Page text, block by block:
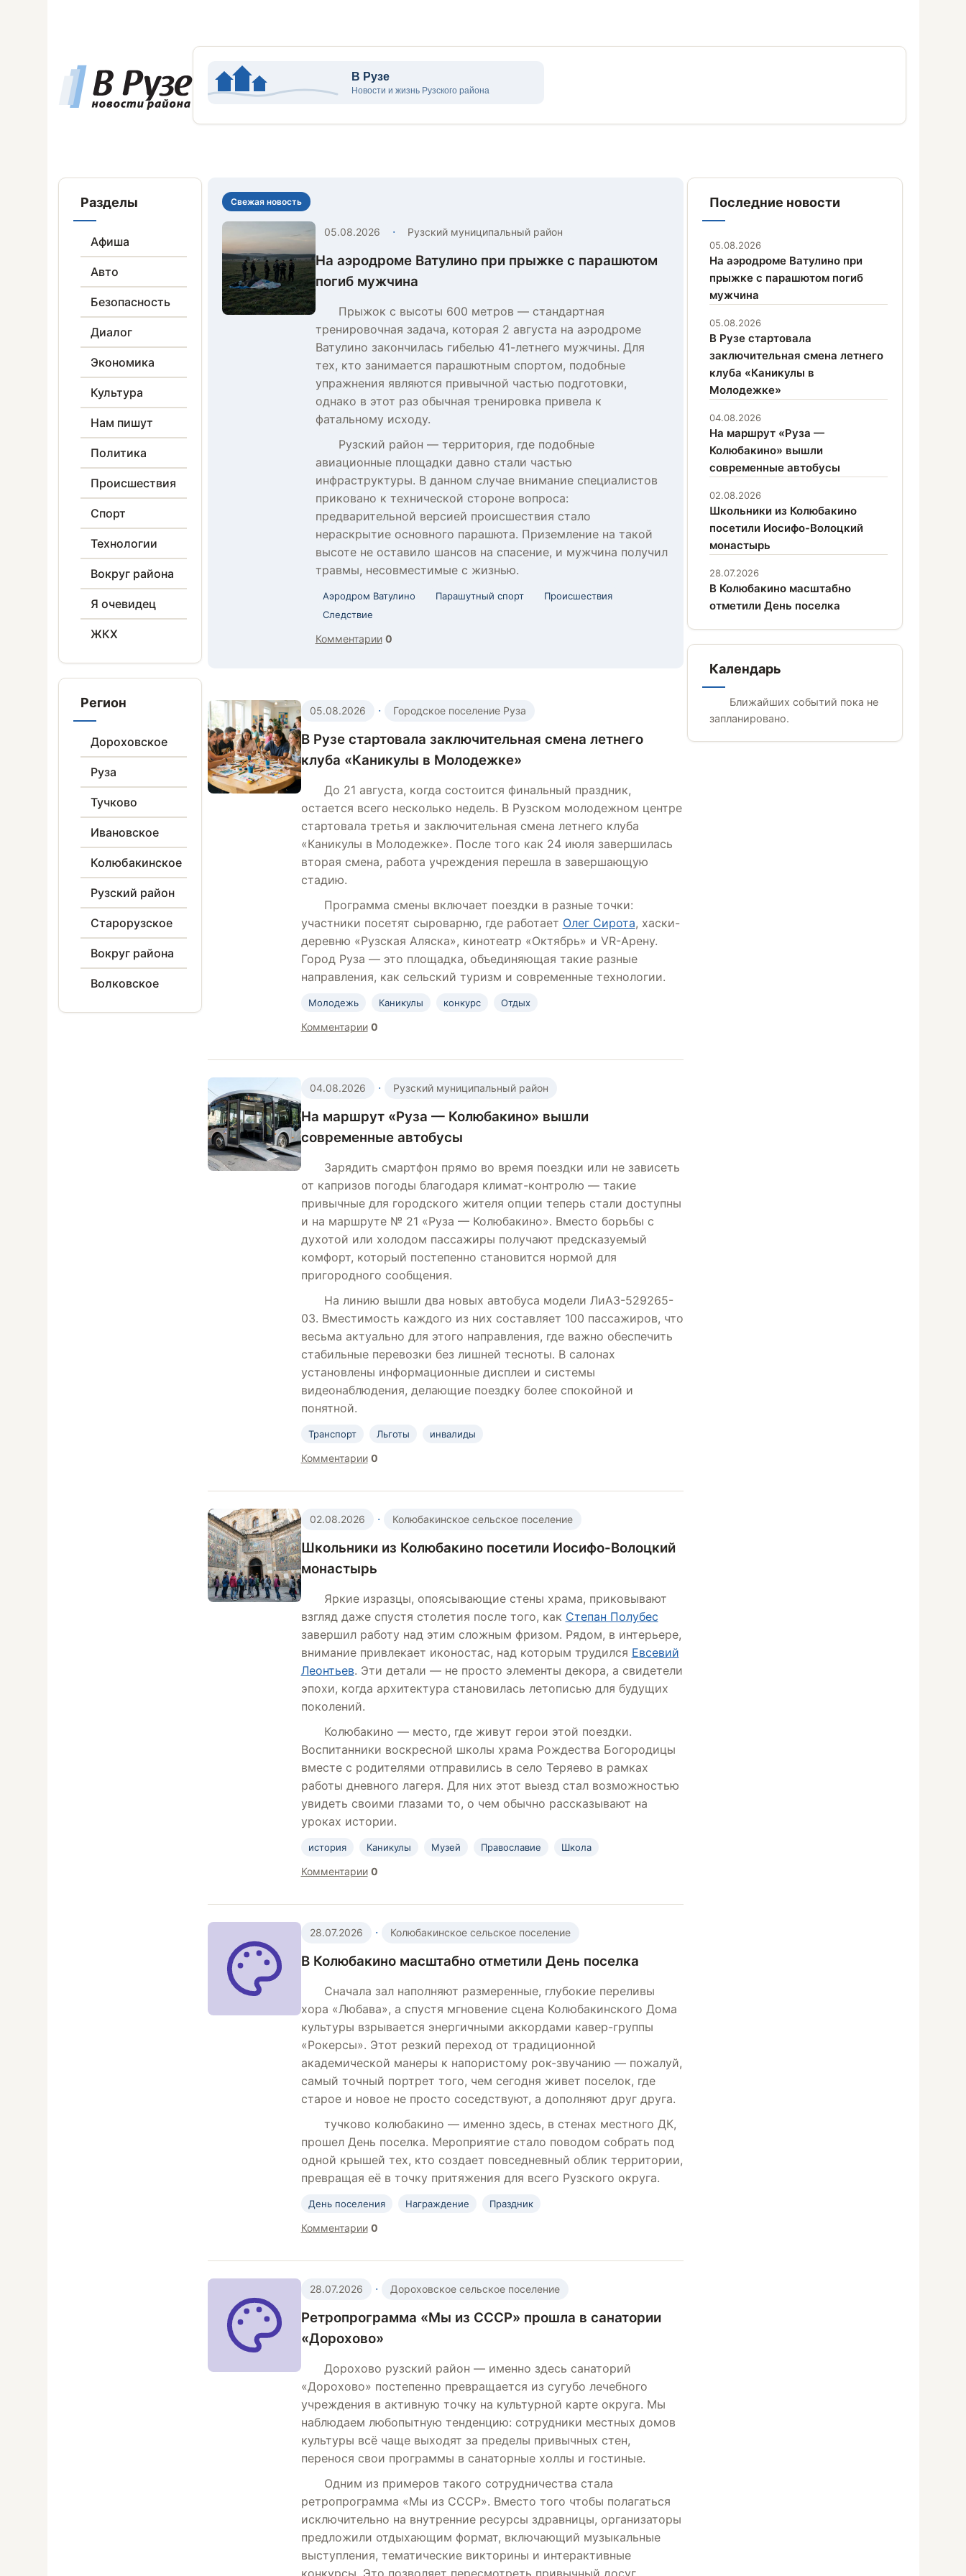
Разделы
Афиша
Авто
Безопасность
Диалог
Экономика
Культура
Нам пишут
Политика
Происшествия
Спорт
Технологии
Вокруг района
Я очевидец
ЖКХ
Регион
Дороховское
Руза
Тучково
Ивановское
Колюбакинское
Рузский район
Старорузское
Вокруг района
Волковское
Свежая новость
05.08.2026 · Рузский муниципальный район
На аэродроме Ватулино при прыжке с парашютом
погиб мужчина
Прыжок с высоты 600 метров — стандартная
тренировочная задача, которая 2 августа на аэродроме
Ватулино закончилась гибелью 41-летнего мужчины. Для
тех, кто занимается парашютным спортом, подобные
упражнения являются привычной частью подготовки,
однако в этот раз обычная тренировка привела к
фатальному исходу.
Рузский район — территория, где подобные
авиационные площадки давно стали частью
инфраструктуры. В данном случае внимание специалистов
приковано к технической стороне вопроса:
предварительной версией происшествия стало
нераскрытие основного парашюта. Приземление на такой
высоте не оставило шансов на спасение, и мужчина получил
травмы, несовместимые с жизнью.
Аэродром Ватулино Парашутный спорт
Происшествия
Следствие
Комментарии 0
05.08.2026 · Городское поселение Руза
В Рузе стартовала заключительная смена летнего
клуба «Каникулы в Молодежке»
До 21 августа, когда состоится финальный праздник,
остается всего несколько недель. В Рузском молодежном центре
стартовала третья и заключительная смена летнего клуба
«Каникулы в Молодежке». После того как 24 июля завершилась
вторая смена, работа учреждения перешла в завершающую
стадию.
Программа смены включает поездки в разные точки:
участники посетят сыроварню, где работает Олег Сирота, хаски-
деревню «Рузская Аляска», кинотеатр «Октябрь» и VR-Арену.
Город Руза — это площадка, объединяющая такие разные
направления, как сельский туризм и современные технологии.
Молодежь Каникулы конкурс Отдых
Комментарии 0
04.08.2026 · Рузский муниципальный район
На маршрут «Руза — Колюбакино» вышли
современные автобусы
Зарядить смартфон прямо во время поездки или не зависеть
от капризов погоды благодаря климат-контролю — такие
привычные для городского жителя опции теперь стали доступны
и на маршруте № 21 «Руза — Колюбакино». Вместо борьбы с
духотой или холодом пассажиры получают предсказуемый
комфорт, который постепенно становится нормой для
пригородного сообщения.
На линию вышли два новых автобуса модели ЛиАЗ-529265-
03. Вместимость каждого из них составляет 100 пассажиров, что
весьма актуально для этого направления, где важно обеспечить
стабильные перевозки без лишней тесноты. В салонах
установлены информационные дисплеи и системы
видеонаблюдения, делающие поездку более спокойной и
понятной.
Транспорт Льготы инвалиды
Комментарии 0
02.08.2026 · Колюбакинское сельское поселение
Школьники из Колюбакино посетили Иосифо-Волоцкий
монастырь
Яркие изразцы, опоясывающие стены храма, приковывают
взгляд даже спустя столетия после того, как Степан Полубес
завершил работу над этим сложным фризом. Рядом, в интерьере,
внимание привлекает иконостас, над которым трудился Евсевий
Леонтьев. Эти детали — не просто элементы декора, а свидетели
эпохи, когда архитектура становилась летописью для будущих
поколений.
Колюбакино — место, где живут герои этой поездки.
Воспитанники воскресной школы храма Рождества Богородицы
вместе с родителями отправились в село Теряево в рамках
работы дневного лагеря. Для них этот выезд стал возможностью
увидеть своими глазами то, о чем обычно рассказывают на
уроках истории.
история Каникулы Музей Православие Школа
Комментарии 0
28.07.2026 · Колюбакинское сельское поселение
В Колюбакино масштабно отметили День поселка
Сначала зал наполняют размеренные, глубокие переливы
хора «Любава», а спустя мгновение сцена Колюбакинского Дома
культуры взрывается энергичными аккордами кавер-группы
«Рокерсы». Этот резкий переход от традиционной
академической манеры к напористому рок-звучанию — пожалуй,
самый точный портрет того, чем сегодня живет поселок, где
старое и новое не просто соседствуют, а дополняют друг друга.
тучково колюбакино — именно здесь, в стенах местного ДК,
прошел День поселка. Мероприятие стало поводом собрать под
одной крышей тех, кто создает повседневный облик территории,
превращая её в точку притяжения для всего Рузского округа.
День поселения Награждение Праздник
Комментарии 0
28.07.2026 · Дороховское сельское поселение
Ретропрограмма «Мы из СССР» прошла в санатории
«Дорохово»
Дорохово рузский район — именно здесь санаторий
«Дорохово» постепенно превращается из сугубо лечебного
учреждения в активную точку на культурной карте округа. Мы
наблюдаем любопытную тенденцию: сотрудники местных домов
культуры всё чаще выходят за пределы привычных стен,
перенося свои программы в санаторные холлы и гостиные.
Одним из примеров такого сотрудничества стала
ретропрограмма «Мы из СССР». Вместо того чтобы полагаться
исключительно на внутренние ресурсы здравницы, организаторы
предложили отдыхающим формат, включающий музыкальные
выступления, тематические викторины и интерактивные
конкурсы. Это позволяет пересмотреть привычный досуг,
Последние новости
05.08.2026
На аэродроме Ватулино при
прыжке с парашютом погиб
мужчина
05.08.2026
В Рузе стартовала
заключительная смена летнего
клуба «Каникулы в
Молодежке»
04.08.2026
На маршрут «Руза —
Колюбакино» вышли
современные автобусы
02.08.2026
Школьники из Колюбакино
посетили Иосифо-Волоцкий
монастырь
28.07.2026
В Колюбакино масштабно
отметили День поселка
Календарь
Ближайших событий пока не
запланировано.